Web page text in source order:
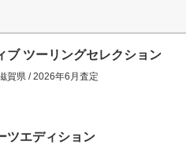
ブ ツーリングセレクション
賀県 /2026年6月査定
ツエディション